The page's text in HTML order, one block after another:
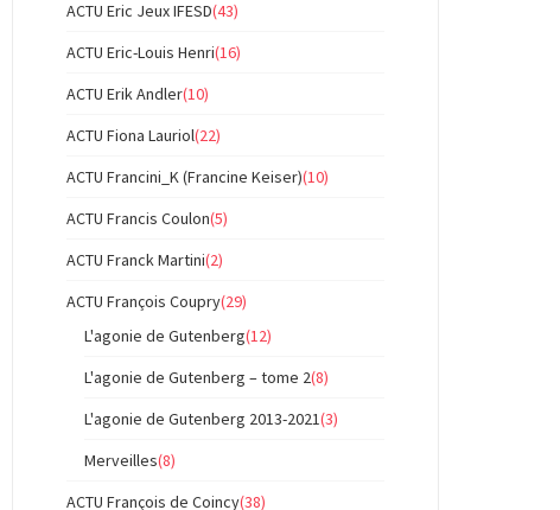
ACTU Eric Jeux IFESD(43)
ACTU Eric-Louis Henri(16)
ACTU Erik Andler(10)
ACTU Fiona Lauriol(22)
ACTU Francini_K (Francine Keiser)(10)
ACTU Francis Coulon(5)
ACTU Franck Martini(2)
ACTU François Coupry(29)
L'agonie de Gutenberg(12)
L'agonie de Gutenberg – tome 2(8)
L'agonie de Gutenberg 2013-2021(3)
Merveilles(8)
ACTU François de Coincy(38)